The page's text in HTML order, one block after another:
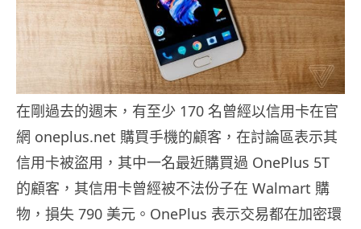
在剛過去的週末，有至少 170 名曾經以信用卡在官
網 oneplus.net 購買手機的顧客，在討論區表示其
信用卡被盜用，其中一名最近購買過 OnePlus 5T
的顧客，其信用卡曾經被不法份子在 Walmart 購
物，損失 790 美元。OnePlus 表示交易都在加密環